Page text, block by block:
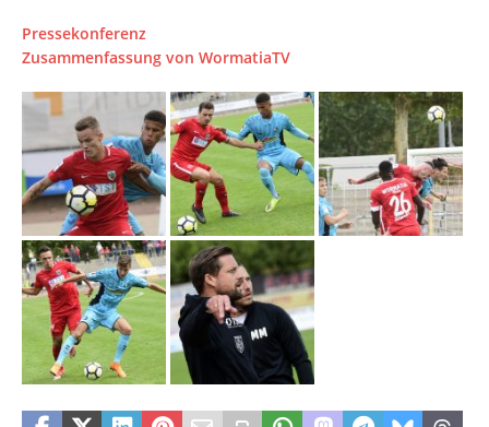
Pressekonferenz
Zusammenfassung von WormatiaTV